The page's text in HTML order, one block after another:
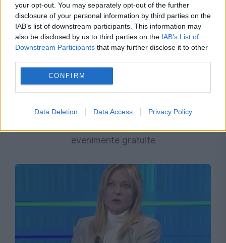
your opt-out. You may separately opt-out of the further
disclosure of your personal information by third parties on the
IAB’s list of downstream participants. This information may
also be disclosed by us to third parties on the IAB’s List of
Downstream Participants that may further disclose it to other
CONFIRM
Data Deletion Data Access Privacy Policy
SOCIAL
evenimente gratuite